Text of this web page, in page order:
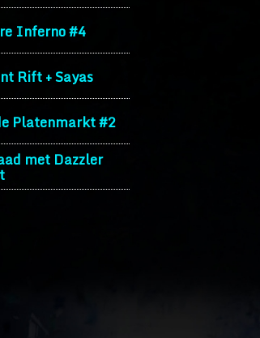
Inferno #4
Rift + Sayas
Platenmarkt #2
met Dazzler